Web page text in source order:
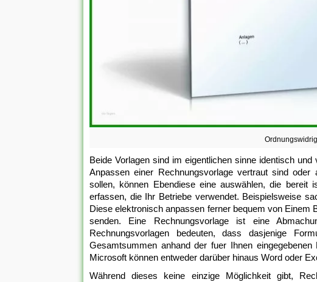
Beide Vorlagen sind im eigentlichen sinne identisch
Anpassen einer Rechnungsvorlage vertraut sind
sollen, können Ebendiese eine auswählen, die bereit
erfassen, die Ihr Betriebe verwendet. Beispielsweise
Diese elektronisch anpassen ferner bequem von Einem
senden. Eine Rechnungsvorlage ist eine
Rechnungsvorlagen bedeuten, dass dasjenige
Gesamtsummen anhand der fuer Ihnen
Microsoft können entweder darüber hinaus Word oder
Während dieses keine einzige Möglichkeit gibt,